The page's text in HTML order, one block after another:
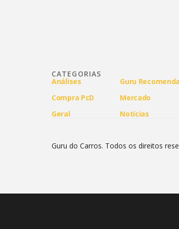
CATEGORIAS
Análises
Compra PcD
Geral
Guru Recomenda
Mercado
Notícias
Guru do Carros. Todos os direitos